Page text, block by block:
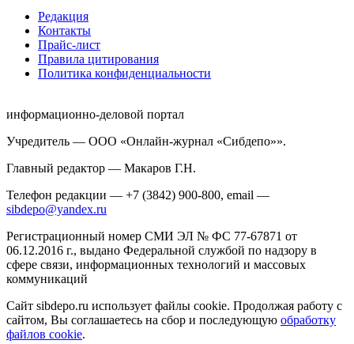
Редакция
Контакты
Прайс-лист
Правила цитирования
Политика конфиденциальности
информационно-деловой портал
Учредитель — ООО «Онлайн-журнал «Сибдепо»».
Главный редактор — Макаров Г.Н.
Телефон редакции — +7 (3842) 900-800, email —
sibdepo@yandex.ru
Регистрационный номер СМИ ЭЛ № ФС 77-67871 от
06.12.2016 г., выдано Федеральной службой по надзору в
сфере связи, информационных технологий и массовых
коммуникаций
Сайт sibdepo.ru использует файлы cookie. Продолжая работу с
сайтом, Вы соглашаетесь на сбор и последующую обработку
файлов cookie.